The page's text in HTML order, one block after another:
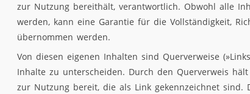
zur Nutzung bereithält, verantwortlich. Obwohl alle
werden, kann eine Garantie für die Vollständigkeit,
übernommen werden.
Von diesen eigenen Inhalten sind Querverweise
Inhalte zu unterscheiden. Durch den Querverweis
zur Nutzung bereit, die als Link gekennzeichnet sind.